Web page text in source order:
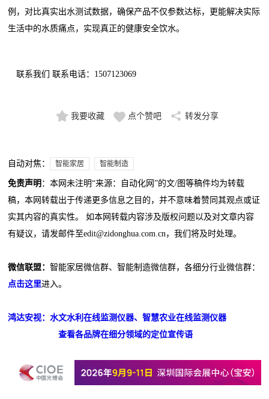
例，对比真实出水测试数据，确保产品不仅参数达标，更能解决实际
生活中的水质痛点，实现真正的健康安全饮水。
联系我们 联系电话：1507123069
我要收藏 点个赞吧 转发分享
自动对焦： 智能家居 智能制造
免责声明 ：本网未注明“来源：自动化网”的文/图等稿件均为转载
稿，本网转载出于传递更多信息之目的，并不意味着赞同其观点或证
实其内容的真实性。 如本网转载内容涉及版权问题以及对文章内容
有疑议，请发邮件至edit@zidonghua.com.cn，我们将及时处理。
微信联盟：智能家居微信群、智能制造微信群，各细分行业微信群：
点击这里进入。
鸿达安视：水文水利在线监测仪器、智慧农业在线监测仪器
查看各品牌在细分领域的定位宣传语